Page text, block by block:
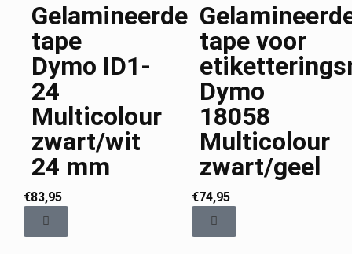
Gelamineerde
tape
Dymo ID1-
24
Multicolour
zwart/wit
24 mm
€83,95
tape voor
Dymo
18058
Multicolour
zwart/geel
€74,95